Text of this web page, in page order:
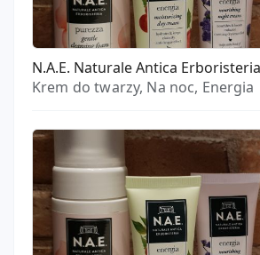
N.A.E. Naturale Antica
Krem do twarzy, Na noc, Energia